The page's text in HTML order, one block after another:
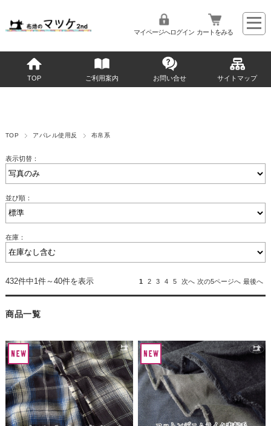
マイページへログイン カートをみる
TOP ご利用案内 お問い合せ サイトマップ
TOP アパレル使用反 布帛系
表示切替：
並び順：
在庫：
432件中1件～40件を表示 1 2 3 4 5 次へ 次の5ページへ 最後へ
商品一覧